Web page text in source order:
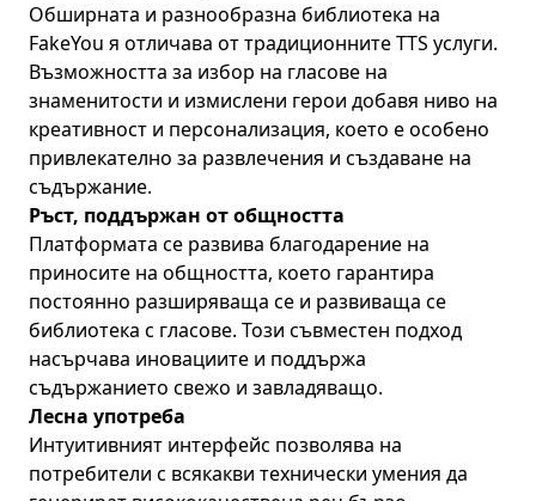
Обширната и разнообразна библиотека на
FakeYou я отличава от традиционните TTS услуги.
Възможността за избор на гласове на
знаменитости и измислени герои добавя ниво на
креативност и персонализация, което е особено
привлекателно за развлечения и създаване на
съдържание.
Ръст, поддържан от общността
Платформата се развива благодарение на
приносите на общността, което гарантира
постоянно разширяваща се и развиваща се
библиотека с гласове. Този съвместен подход
насърчава иновациите и поддържа
съдържанието свежо и завладяващо.
Лесна употреба
Интуитивният интерфейс позволява на
потребители с всякакви технически умения да